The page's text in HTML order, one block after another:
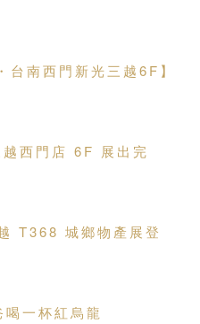
南西門新光三越6F】
越西門店 6F 展出完
T368 城鄉物產展登
一杯紅烏龍